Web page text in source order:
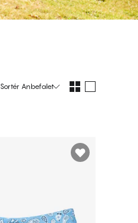
Sortér Anbefalet